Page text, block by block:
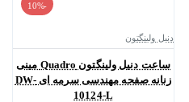
-10%
دنیل ولینگتون
ساعت دنیل ولینگتون Quadro مینی
زنانه صفحه مهندسی سرمه ای DW-
10124-L